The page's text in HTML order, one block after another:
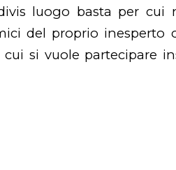
luogo basta per cui
del proprio inesperto
si vuole partecipare